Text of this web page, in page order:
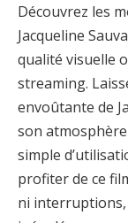
Découvrez les
Jacqueline
qualité visuelle
streaming.
envoûtante de
son
simple
profiter de ce
ni interruptions,